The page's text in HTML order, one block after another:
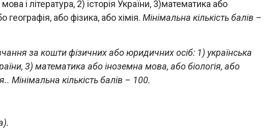
і література, 2) історія України, 3)математика або
географія, або фізика, або хімія. Мінімальна кількість балів –
за кошти фізичних або юридичних осіб: 1) українська
3) математика або іноземна мова, або біологія, або
Мінімальна кількість балів – 100.